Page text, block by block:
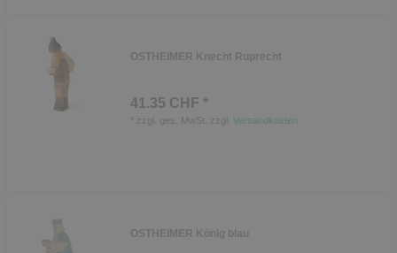
OSTHEIMER Knecht Ruprecht
41.35 CHF *
zzgl. ges. MwSt. zzgl. Versandkosten
OSTHEIMER König blau